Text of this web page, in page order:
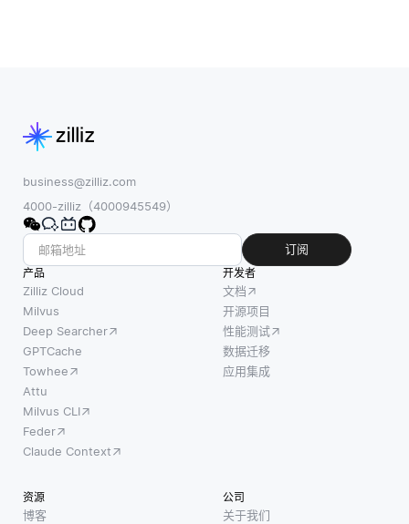
business@zilliz.com
4000-zilliz（4000945549）
订阅
产品
Zilliz Cloud
Milvus
Deep Searcher
GPTCache
Towhee
Attu
Milvus CLI
Feder
Claude Context
开发者
文档
开源项目
性能测试
数据迁移
应用集成
资源
博客
公司
关于我们